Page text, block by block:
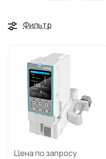
Фильтр
Цена по запросу